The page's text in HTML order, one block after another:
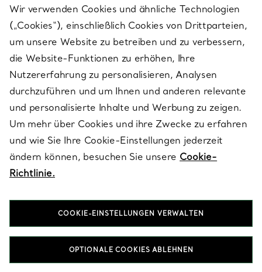
SERVICES
ÜBER TIFFANY & CO.
RECHTLICHE HINWEISE
FOLGEN SIE UNS
T&Co. 2026
Wir verwenden Cookies und ähnliche Technologien
(„Cookies“), einschließlich Cookies von Drittparteien,
um unsere Website zu betreiben und zu verbessern,
die Website-Funktionen zu erhöhen, Ihre
Nutzererfahrung zu personalisieren, Analysen
durchzuführen und um Ihnen und anderen relevante
und personalisierte Inhalte und Werbung zu zeigen.
Um mehr über Cookies und ihre Zwecke zu erfahren
und wie Sie Ihre Cookie-Einstellungen jederzeit
ändern können, besuchen Sie unsere Cookie-
Richtlinie.
COOKIE-EINSTELLUNGEN VERWALTEN
OPTIONALE COOKIES ABLEHNEN